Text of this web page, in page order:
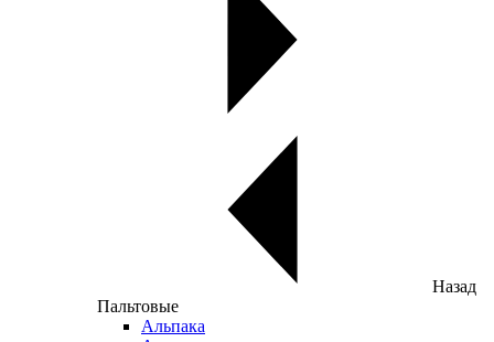
Назад
Пальтовые
Альпака